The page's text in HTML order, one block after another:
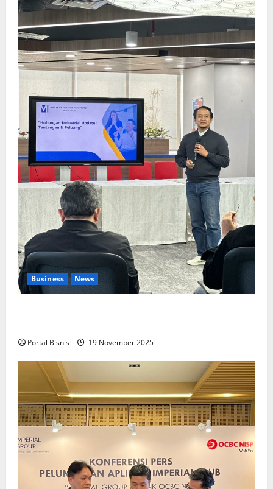
Business News
Portal Bisnis 19 November 2025